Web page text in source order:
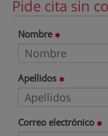
Pide cita sin
Nombre
Apellidos
Correo electrónico